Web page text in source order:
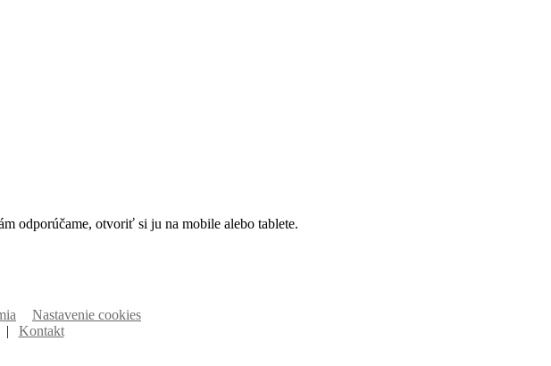
odporúčame, otvoriť si ju na mobile alebo tablete.
Nastavenie cookies
|
Kontakt